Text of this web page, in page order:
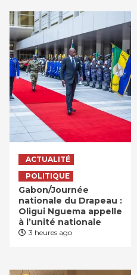
ACTUALITÉ
POLITIQUE
Gabon/Journée
nationale du Drapeau :
Oligui Nguema appelle
à l’unité nationale
3 heures ago